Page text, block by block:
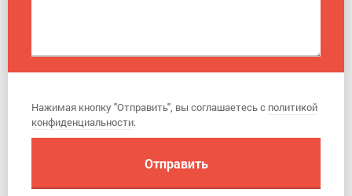
Нажимая кнопку "Отправить", вы соглашаетесь с политикой
конфиденциальности.